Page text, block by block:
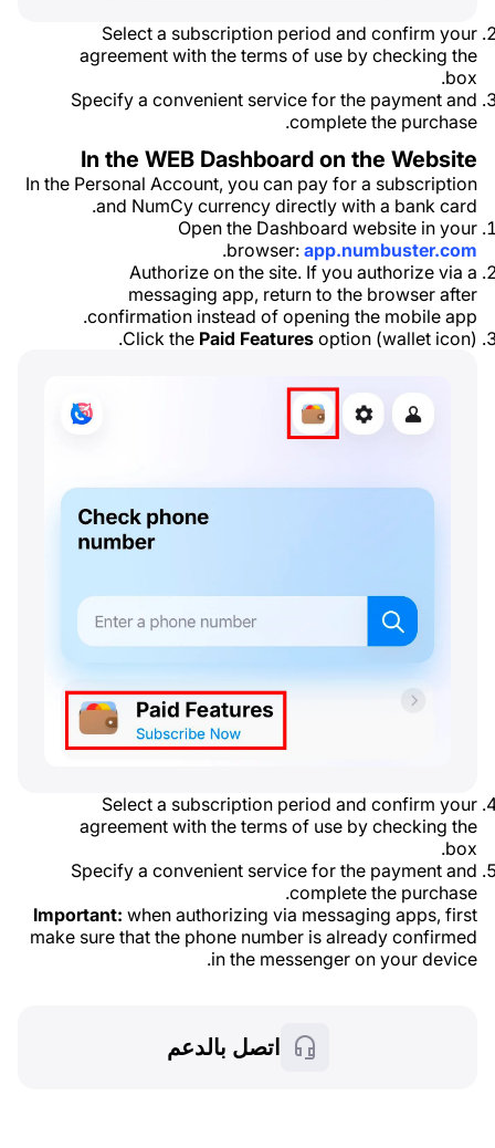
Select a subscription period and confirm your
agreement with the terms of use by checking the
box.
Specify a convenient service for the payment and
complete the purchase.
In the WEB Dashboard on the Website
In the Personal Account, you can pay for a subscription
and NumCy currency directly with a bank card.
Open the Dashboard website in your
browser: app.numbuster.com
.
Authorize on the site. If you authorize via a
messaging app, return to the browser after
confirmation instead of opening the mobile app.
Click the Paid Features option (wallet icon).
Select a subscription period and confirm your
agreement with the terms of use by checking the
box.
Specify a convenient service for the payment and
complete the purchase.
Important: when authorizing via messaging apps, first
make sure that the phone number is already confirmed
in the messenger on your device.
اتصل بالدعم